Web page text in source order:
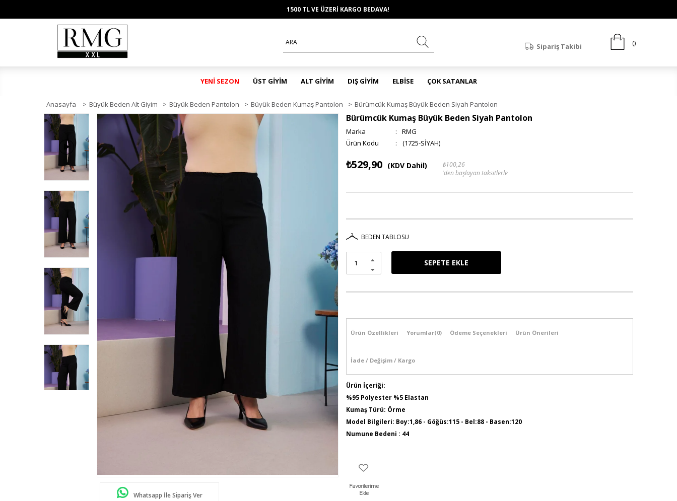
1500 TL VE ÜZERİ KARGO BEDAVA!
Sipariş Takibi
YENİ SEZON ÜST GİYİM ALT GİYİM DIŞ GİYİM ELBİSE ÇOK SATANLAR
Anasayfa > Büyük Beden Alt Giyim > Büyük Beden Pantolon > Büyük Beden Kumaş Pantolon > Bürümcük Kumaş Büyük Beden Siyah Pantolon
Whatsapp İle Sipariş Ver
Bürümcük Kumaş Büyük Beden Siyah Pantolon
Marka :
RMG
(1725-SİYAH)
₺529,90 (KDV Dahil)
₺100,26
'den başlayan taksitlerle
BEDEN TABLOSU
Ürün Özellikleri Yorumlar(0) Ödeme Seçenekleri Ürün Önerileri
İade / Değişim / Kargo
Ürün İçeriği:
%95 Polyester %5 Elastan
Kumaş Türü: Örme
Model Bilgileri: Boy:1,86 - Göğüs:115 - Bel:88 - Basen:120
Numune Bedeni : 44